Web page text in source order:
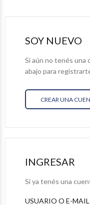
SOY NUEVO
Si aún no tenés una
abajo para
CREAR UNA
INGRESAR
Si ya tenés una
USUARIO O E-